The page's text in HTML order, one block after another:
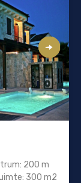
200 m
300 m2